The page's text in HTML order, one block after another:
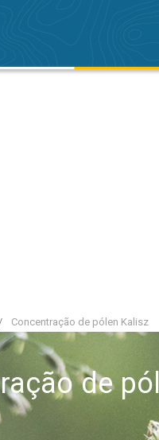
Concentração de pólen Kalisz
de